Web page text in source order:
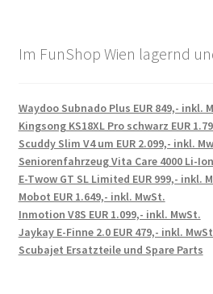
Im FunShop Wien lagernd
Waydoo Subnado Plus EUR 849,- inkl.
Kingsong KS18XL Pro schwarz EUR
Scuddy Slim V4 um EUR 2.099,- inkl.
Seniorenfahrzeug Vita Care 4000 Li-
E-Twow GT SL Limited EUR 999,- inkl.
Mobot EUR 1.649,- inkl. MwSt.
Inmotion V8S EUR 1.099,- inkl. MwSt.
Jaykay E-Finne 2.0 EUR 479,- inkl.
Scubajet Ersatzteile und Spare Parts